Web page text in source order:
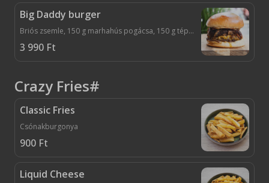
Big Daddy burger
Briós zsemle, 150 g marhahús pogácsa, 150 g tépett bbq hús, dupla cheddar, roasted garlic mayo, piritott hagyma
3 990 Ft
Crazy Fries#
Classic Fries
Csónakburgonya
900 Ft
Liquid Cheese